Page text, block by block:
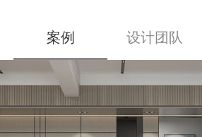
案例 设计团队